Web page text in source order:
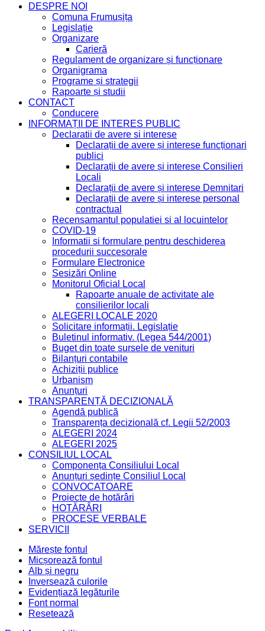
DESPRE NOI
Comuna Frumușița
Legislație
Organizare
Carieră
Regulament de organizare și funcționare
Organigrama
Programe și strategii
Rapoarte și studii
CONTACT
Conducere
INFORMAȚII DE INTERES PUBLIC
Declaratii de avere si interese
Declarații de avere și interese funcționari
publici
Declarații de avere și interese Consilieri
Locali
Declarații de avere și interese Demnitari
Declarații de avere și interese personal
contractual
Recensamantul populatiei si al locuintelor
COVID-19
Informatii si formulare pentru deschiderea
procedurii succesorale
Formulare Electronice
Sesizări Online
Monitorul Oficial Local
Rapoarte anuale de activitate ale
consilierilor locali
ALEGERI LOCALE 2020
Solicitare informații. Legislație
Buletinul informativ. (Legea 544/2001)
Buget din toate sursele de venituri
Bilanțuri contabile
Achiziții publice
Urbanism
Anunțuri
TRANSPARENȚĂ DECIZIONALĂ
Agendă publică
Transparența decizională cf. Legii 52/2003
ALEGERI 2024
ALEGERI 2025
CONSILIUL LOCAL
Componența Consiliului Local
Anunțuri ședințe Consiliul Local
CONVOCATOARE
Proiecte de hotărâri
HOTĂRÂRI
PROCESE VERBALE
SERVICII
Mărește fontul
Micșorează fontul
Alb și negru
Inversează culorile
Evidențiază legăturile
Font normal
Resetează